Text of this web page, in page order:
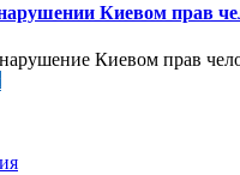
Киевом прав
Киевом прав